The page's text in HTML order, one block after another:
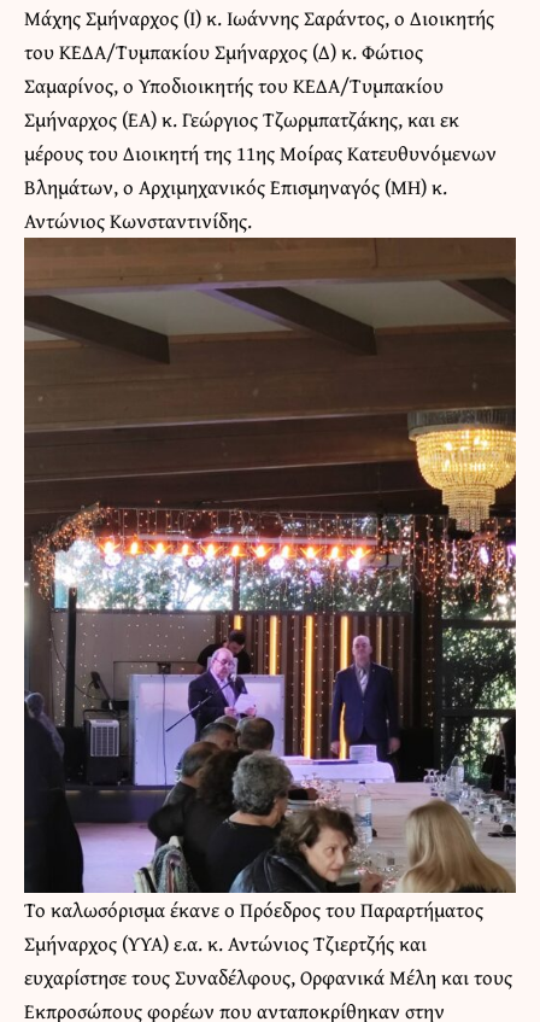
Μάχης Σμήναρχος (Ι) κ. Ιωάννης Σαράντος, ο Διοικητής
του ΚΕΔΑ/Τυμπακίου Σμήναρχος (Δ) κ. Φώτιος
Σαμαρίνος, ο Υποδιοικητής του ΚΕΔΑ/Τυμπακίου
Σμήναρχος (ΕΑ) κ. Γεώργιος Τζωρμπατζάκης, και εκ
μέρους του Διοικητή της 11ης Μοίρας Κατευθυνόμενων
Βλημάτων, ο Αρχιμηχανικός Επισμηναγός (ΜΗ) κ.
Αντώνιος Κωνσταντινίδης.
Το καλωσόρισμα έκανε ο Πρόεδρος του Παραρτήματος
Σμήναρχος (ΥΥΑ) ε.α. κ. Αντώνιος Τζιερτζής και
ευχαρίστησε τους Συναδέλφους, Ορφανικά Μέλη και τους
Εκπροσώπους φορέων που ανταποκρίθηκαν στην